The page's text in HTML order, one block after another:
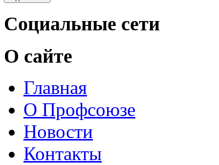
Социальные сети
О сайте
Главная
О Профсоюзе
Новости
Контакты